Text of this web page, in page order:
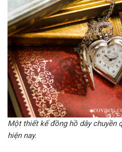
Một thiết kế đồng hồ dây chuyền
hiện nay.